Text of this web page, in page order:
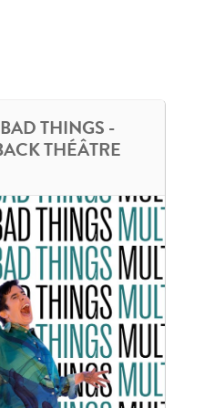
THINGS -
THÉÂTRE